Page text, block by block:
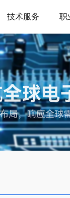
技术服务 职